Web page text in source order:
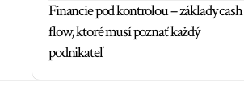
Financie pod kontrolou – základy cash
flow, ktoré musí poznať každý
podnikateľ